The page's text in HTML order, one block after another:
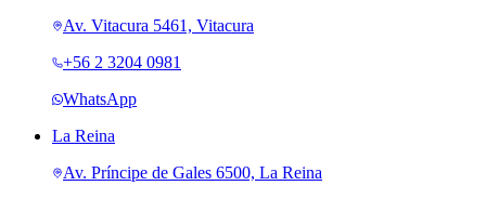
Av. Vitacura 5461, Vitacura
+56 2 3204 0981
WhatsApp
La Reina
Av. Príncipe de Gales 6500, La Reina